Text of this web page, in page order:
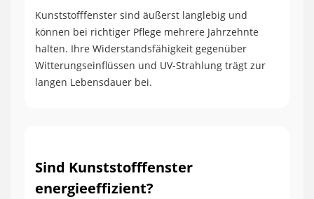
Kunststofffenster sind äußerst langlebig und
können bei richtiger Pflege mehrere Jahrzehnte
halten. Ihre Widerstandsfähigkeit gegenüber
Witterungseinflüssen und UV-Strahlung trägt zur
langen Lebensdauer bei.
Sind Kunststofffenster
energieeffizient?